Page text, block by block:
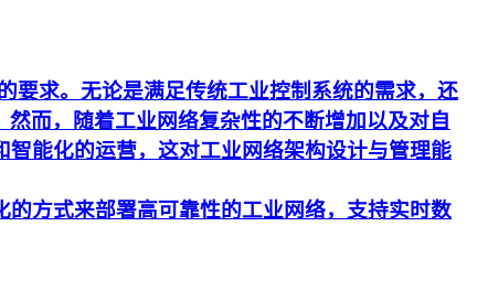
要求。无论是满足传统工业控制系统的需求，还
而，随着工业网络复杂性的不断增加以及对自
能化的运营，这对工业网络架构设计与管理能
方式来部署高可靠性的工业网络，支持实时数